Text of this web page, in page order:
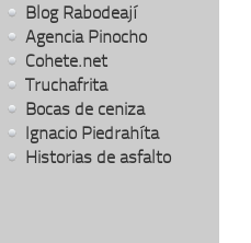
Blog Rabodeají
Agencia Pinocho
Cohete.net
Truchafrita
Bocas de ceniza
Ignacio Piedrahíta
Historias de asfalto